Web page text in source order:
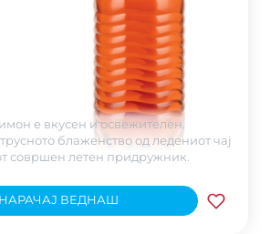
е вкусен и освежителен.
блаженство од ледениот чај
совршен летен придружник.
НАРАЧАЈ ВЕДНАШ